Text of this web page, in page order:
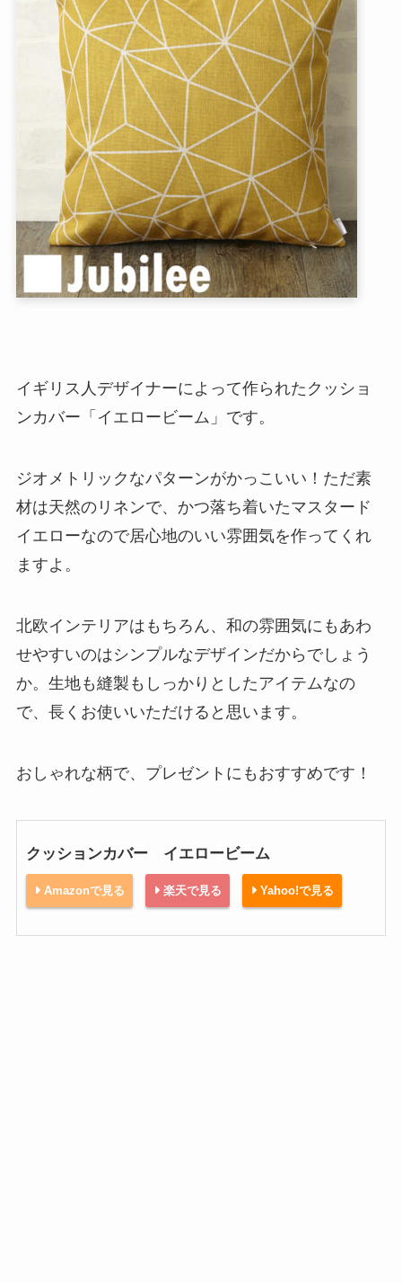
イギリス人デザイナーによって作られたクッショ
ンカバー「イエロービーム」です。
ジオメトリックなパターンがかっこいい！ただ素
材は天然のリネンで、かつ落ち着いたマスタード
イエローなので居心地のいい雰囲気を作ってくれ
ますよ。
北欧インテリアはもちろん、和の雰囲気にもあわ
せやすいのはシンプルなデザインだからでしょう
か。生地も縫製もしっかりとしたアイテムなの
で、長くお使いいただけると思います。
おしゃれな柄で、プレゼントにもおすすめです！
クッションカバー イエロービーム
Amazonで見る 楽天で見る Yahoo!で見る